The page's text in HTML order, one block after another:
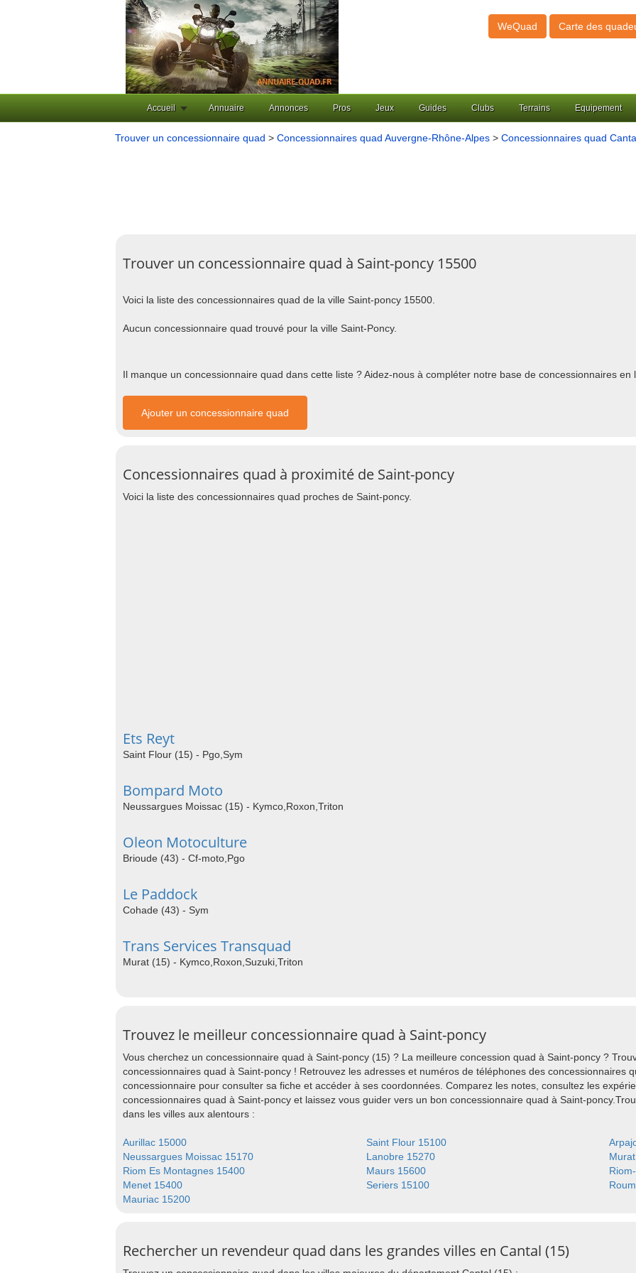
WeQuad Carte des
Accueil Annuaire Annonces Pros Jeux Guides Clubs Terrains Equipement
Trouver un concessionnaire quad > Concessionnaires quad Auvergne-Rhône-Alpes > Concessionnaires quad
Trouver un concessionnaire quad à Saint-poncy 15500
Voici la liste des concessionnaires quad de la ville Saint-poncy 15500.
Aucun concessionnaire quad trouvé pour la ville Saint-Poncy.
Il manque un concessionnaire quad dans cette liste ? Aidez-nous à compléter notre base de concessionnaires en
Ajouter un concessionnaire quad
Concessionnaires quad à proximité de Saint-poncy
Voici la liste des concessionnaires quad proches de Saint-poncy.
Ets Reyt
Saint Flour (15) - Pgo,Sym
Bompard Moto
Neussargues Moissac (15) - Kymco,Roxon,Triton
Oleon Motoculture
Brioude (43) - Cf-moto,Pgo
Le Paddock
Cohade (43) - Sym
Trans Services Transquad
Murat (15) - Kymco,Roxon,Suzuki,Triton
Trouvez le meilleur concessionnaire quad à Saint-poncy
Vous cherchez un concessionnaire quad à Saint-poncy (15) ? La meilleure concession quad à Saint-poncy ?
concessionnaires quad à Saint-poncy ! Retrouvez les adresses et numéros de téléphones des concessionnaires
concessionnaire pour consulter sa fiche et accéder à ses coordonnées. Comparez les notes, consultez les
concessionnaires quad à Saint-poncy et laissez vous guider vers un bon concessionnaire quad à Saint-
dans les villes aux alentours :
Aurillac 15000 Saint Flour 15100
Neussargues Moissac 15170
Lanobre 15270
Riom Es Montagnes 15400
Maurs 15600
Menet 15400
Seriers 15100
Mauriac 15200
Rechercher un revendeur quad dans les grandes villes en Cantal (15)